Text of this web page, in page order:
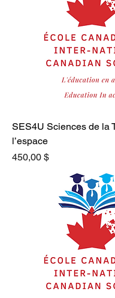
SES4U Sciences de la
l’espace
Prix
450,00 $